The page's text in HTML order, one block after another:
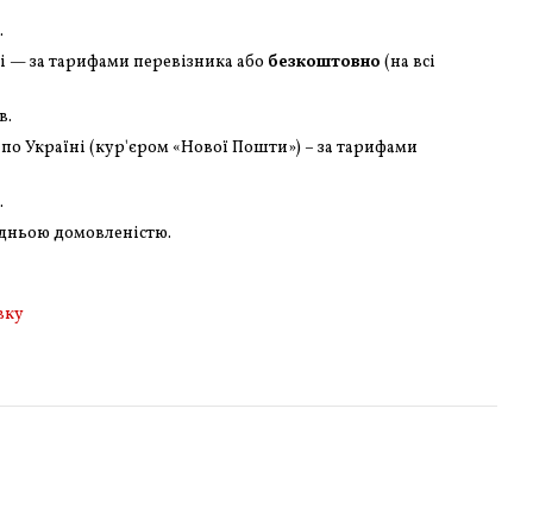
— за тарифами перевізника або безкоштовно (на всі
Україні (кур'єром «Нової Пошти») – за тарифами
домовленістю.